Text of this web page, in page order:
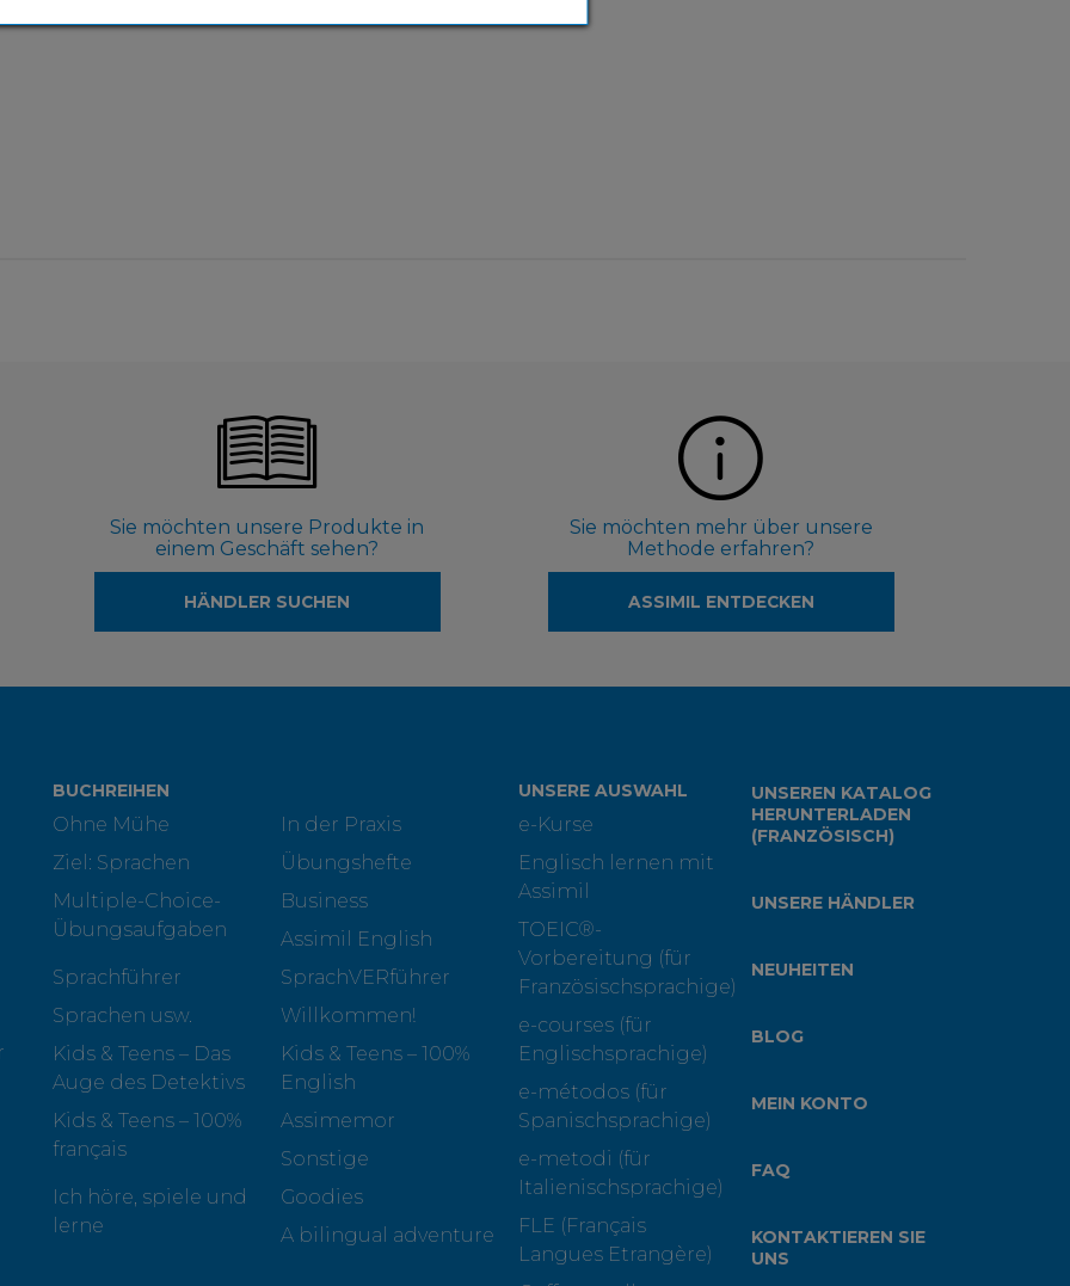
Sie möchten unsere Produkte in
einem Geschäft sehen?
HÄNDLER SUCHEN
Sie möchten mehr über unsere
Methode erfahren?
ASSIMIL ENTDECKEN
BUCHREIHEN
Ohne Mühe
In der Praxis
Ziel: Sprachen
Übungshefte
Multiple-Choice-
Übungsaufgaben
Business
Assimil English
Sprachführer
SprachVERführer
Sprachen usw.
Willkommen!
Kids & Teens – Das
Auge des Detektivs
Kids & Teens – 100%
English
Kids & Teens – 100%
français
Assimemor
Sonstige
Ich höre, spiele und
lerne
Goodies
A bilingual adventure
UNSERE AUSWAHL
e-Kurse
Englisch lernen mit
Assimil
TOEIC®-
Vorbereitung (für
Französischsprachige)
e-courses (für
Englischsprachige)
e-métodos (für
Spanischsprachige)
e-metodi (für
Italienischsprachige)
FLE (Français
Langues Etrangère)
UNSEREN KATALOG
HERUNTERLADEN
(FRANZÖSISCH)
UNSERE HÄNDLER
NEUHEITEN
BLOG
MEIN KONTO
FAQ
KONTAKTIEREN SIE
UNS